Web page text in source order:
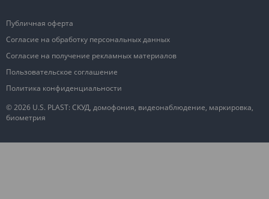
© 2026 U.S. PLAST: СКУД, домофония, видеонаблюдение, маркировка,
биометрия
Публичная оферта
Согласие на обработку персональных данных
Согласие на получение рекламных материалов
Пользовательское соглашение
Политика конфиденциальности